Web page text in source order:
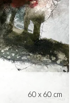
60 x 60 cm